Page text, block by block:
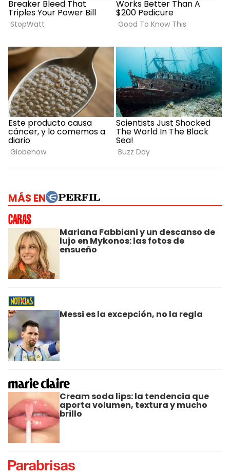
MÁS EN
Mariana Fabbiani y un descanso de
lujo en Mykonos: las fotos de
ensueño
Messi es la excepción, no la regla
Cream soda lips: la tendencia que
aporta volumen, textura y mucho
brillo